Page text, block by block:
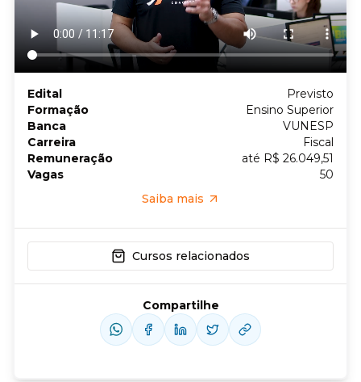
Edital
Previsto
Formação
Ensino Superior
Banca
VUNESP
Carreira
Fiscal
Remuneração
até R$ 26.049,51
Vagas
50
Saiba mais
Cursos relacionados
Compartilhe